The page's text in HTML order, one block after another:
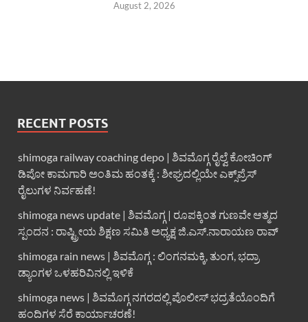
August 2, 2026
RECENT POSTS
shimoga railway coaching depo | ಶಿವಮೊಗ್ಗ ರೈಲ್ವೆ ಕೋಚಿಂಗ್
ಡಿಪೋ ಕಾಮಗಾರಿ ಅಂತಿಮ ಹಂತಕ್ಕೆ : ಶೀಘ್ರದಲ್ಲಿಯೇ ಎಕ್ಸ್‌ಪ್ರೆಸ್
ರೈಲುಗಳ ನಿರ್ವಹಣೆ!
shimoga news update | ಶಿವಮೊಗ್ಗ | ರೂಪಕ್ಕಿಂತ ಗುಣವೇ ಆತ್ಮದ
ಸ್ಪಂದನ : ರಾಷ್ಟ್ರೀಯ ಶಿಕ್ಷಣ ಸಮಿತಿ ಅಧ್ಯಕ್ಷ ಜಿ.ಎಸ್.ನಾರಾಯಣ ರಾವ್
shimoga rain news | ಶಿವಮೊಗ್ಗ : ಲಿಂಗನಮಕ್ಕಿ, ತುಂಗ, ಭದ್ರಾ
ಡ್ಯಾಂಗಳ ಒಳಹರಿವಿನಲ್ಲಿ ಇಳಿಕೆ
shimoga news | ಶಿವಮೊಗ್ಗ ನಗರದಲ್ಲಿ ಪೊಲೀಸ್ ಭದ್ರತೆಯೊಂದಿಗೆ
ಹಂದಿಗಳ ಸೆರೆ ಕಾರ್ಯಾಚರಣೆ!